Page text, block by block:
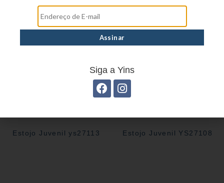
Estojo Juvenil ys27113 Estojo Juvenil YS27108
Siga a Yins